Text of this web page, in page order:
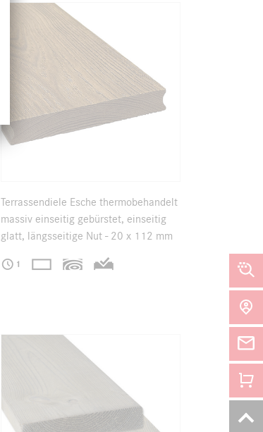
Terrassendiele Esche thermobehandelt
massiv einseitig gebürstet, einseitig
glatt, längsseitige Nut - 20 x 112 mm